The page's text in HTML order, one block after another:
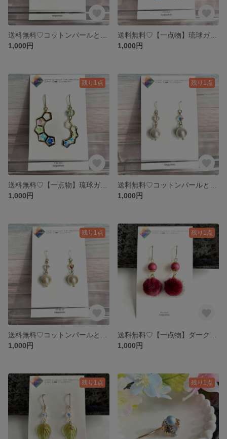
1,000円
1,000円
残り1点
1,000円
残り1点
1,000円
残り1点
1,000円
残り1点
1,000円
残り1点 残り1点